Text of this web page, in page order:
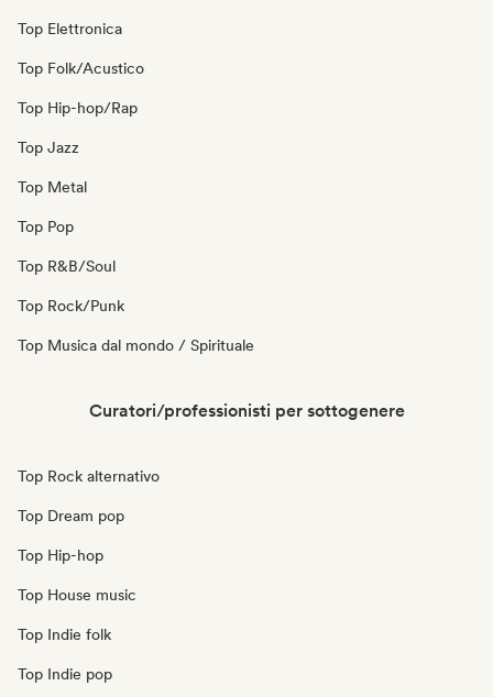
Top Elettronica
Top Folk/Acustico
Top Hip-hop/Rap
Top Jazz
Top Metal
Top Pop
Top R&B/Soul
Top Rock/Punk
Top Musica dal mondo / Spirituale
Curatori/professionisti per sottogenere
Top Rock alternativo
Top Dream pop
Top Hip-hop
Top House music
Top Indie folk
Top Indie pop